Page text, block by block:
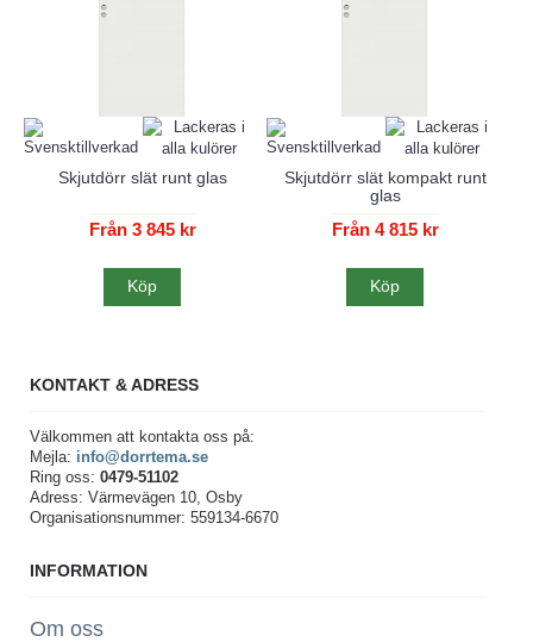
Skjutdörr slät runt glas
Från 3 845 kr
Köp
Skjutdörr slät kompakt runt
glas
Från 4 815 kr
Köp
KONTAKT & ADRESS
Välkommen att kontakta oss på:
Mejla: info@dorrtema.se
Ring oss: 0479-51102
Adress: Värmevägen 10, Osby
Organisationsnummer: 559134-6670
INFORMATION
Om oss